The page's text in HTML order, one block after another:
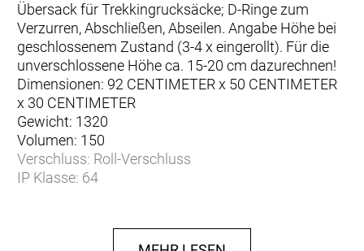
Übersack für Trekkingrucksäcke; D-Ringe zum
Verzurren, Abschließen, Abseilen. Angabe Höhe bei
geschlossenem Zustand (3-4 x eingerollt). Für die
unverschlossene Höhe ca. 15-20 cm dazurechnen!
Dimensionen: 92 CENTIMETER x 50 CENTIMETER
x 30 CENTIMETER
Gewicht: 1320
Volumen: 150
Verschluss: Roll-Verschluss
IP Klasse: 64